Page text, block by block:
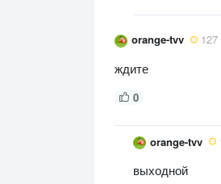
orange-tvv 127
ждите
0
orange-tvv
выходной